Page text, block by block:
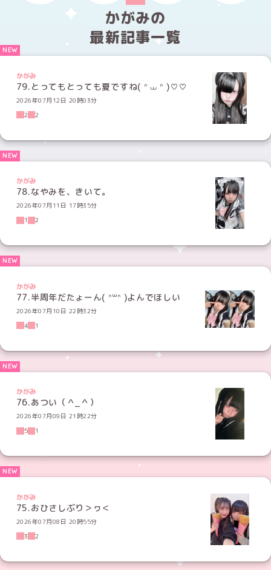
かがみの
最新記事一覧
かがみ
79.とってもとっても夏ですね( ᐢ ⩊ ᐢ )♡♡
2026年07月12日 20時03分
2
2
かがみ
78.なやみを、きいて。
2026年07月11日 17時35分
1
2
かがみ
77.半周年だたょーん( ᐢ꒳ᐢ )よんでほしい
2026年07月10日 22時32分
4
1
かがみ
76.あつい（＾_＾）
2026年07月09日 21時22分
5
1
かがみ
75.おひさしぶり＞ヮ＜
2026年07月08日 20時55分
3
2